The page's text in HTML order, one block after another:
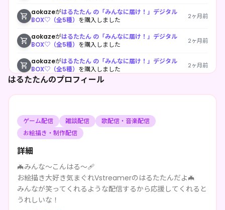
はるたたんのプロフィール
ゲーム配信 雑談配信
歌配信・音楽配信
お絵描き・制作配信
詳細
🦇みんな～こんはる～🩹
お絵描き大好き気まぐれVstreamerのはるたたんだよ🦇
みんなが笑ってくれるような配信するから応援してくれると
うれしいな！
aokazeがはるたたん の「みんなに届け！」デジタル
BOX♡（全5種） を購入しました 2ヶ月前
aokazeがはるたたん の「みんなに届け！」デジタル
BOX♡（全5種） を購入しました 2ヶ月前
aokazeがはるたたん の「みんなに届け！」デジタル
BOX♡（全5種） を購入しました 2ヶ月前
aokaze が
はるたたん の「みんなに届け！」デジタル
BOX♡（全5種）を購入しました
****がはるたたんをフォローしました
****がはるたたんをフォローしました
****がはるたたんをフォローしました 3ヶ月前
****がはるたたんをフォローしました